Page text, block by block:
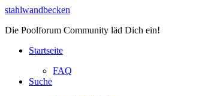
stahlwandbecken
Die Poolforum Community läd Dich ein!
Startseite
FAQ
Suche